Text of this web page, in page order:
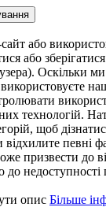
або
або
Оскільки
технологій.
щоб
певні
призвести до
до
опис Більше